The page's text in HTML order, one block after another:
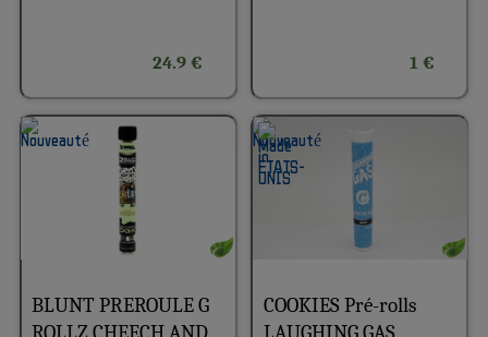
24.9 € 1 €
BLUNT PREROULE G
COOKIES Pré-rolls